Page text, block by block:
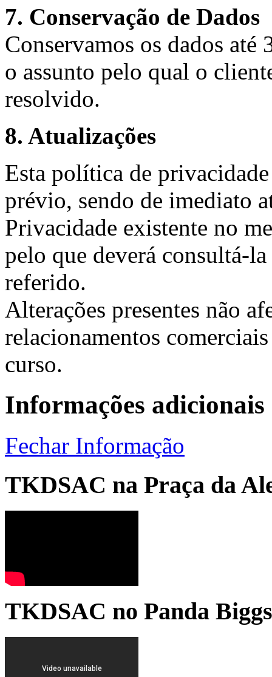
7. Conservação de Dados
Conservamos os dados até
o assunto pelo qual o
resolvido.
8. Atualizações
Esta política de
prévio, sendo de imediato
Privacidade existente no
pelo que deverá consultá-
referido.
Alterações presentes não
relacionamentos
curso.
Informações adicionais
Fechar Informação
TKDSAC na Praça da
TKDSAC no Panda Biggs